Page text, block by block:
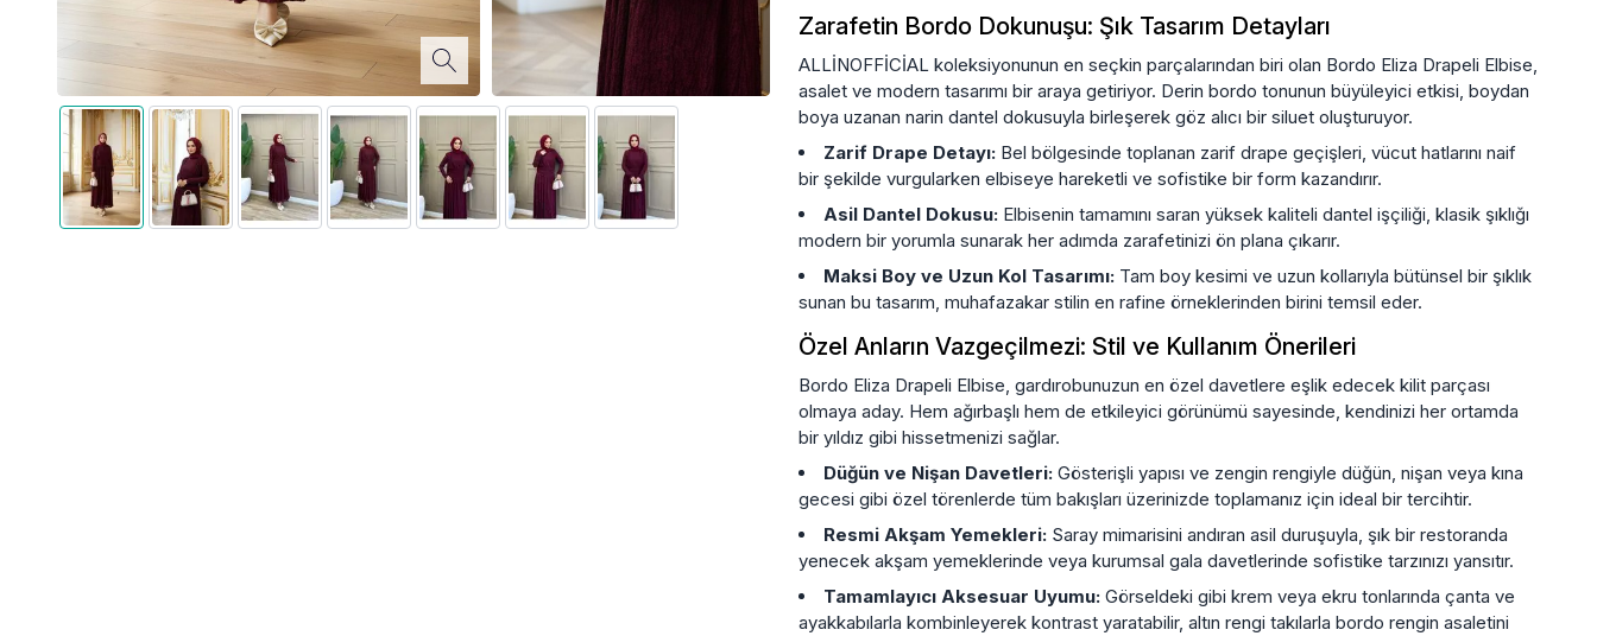
Zarafetin Bordo Dokunuşu: Şık Tasarım Detayları
ALLİNOFFİCİAL koleksiyonunun en seçkin parçalarından biri olan Bordo Eliza Drapeli Elbise,
asalet ve modern tasarımı bir araya getiriyor. Derin bordo tonunun büyüleyici etkisi, boydan
boya uzanan narin dantel dokusuyla birleşerek göz alıcı bir siluet oluşturuyor.
Zarif Drape Detayı: Bel bölgesinde toplanan zarif drape geçişleri, vücut hatlarını naif
bir şekilde vurgularken elbiseye hareketli ve sofistike bir form kazandırır.
Asil Dantel Dokusu: Elbisenin tamamını saran yüksek kaliteli dantel işçiliği, klasik şıklığı
modern bir yorumla sunarak her adımda zarafetinizi ön plana çıkarır.
Maksi Boy ve Uzun Kol Tasarımı: Tam boy kesimi ve uzun kollarıyla bütünsel bir şıklık
sunan bu tasarım, muhafazakar stilin en rafine örneklerinden birini temsil eder.
Özel Anların Vazgeçilmezi: Stil ve Kullanım Önerileri
Bordo Eliza Drapeli Elbise, gardırobunuzun en özel davetlere eşlik edecek kilit parçası
olmaya aday. Hem ağırbaşlı hem de etkileyici görünümü sayesinde, kendinizi her ortamda
bir yıldız gibi hissetmenizi sağlar.
Düğün ve Nişan Davetleri: Gösterişli yapısı ve zengin rengiyle düğün, nişan veya kına
gecesi gibi özel törenlerde tüm bakışları üzerinizde toplamanız için ideal bir tercihtir.
Resmi Akşam Yemekleri: Saray mimarisini andıran asil duruşuyla, şık bir restoranda
yenecek akşam yemeklerinde veya kurumsal gala davetlerinde sofistike tarzınızı yansıtır.
Tamamlayıcı Aksesuar Uyumu: Görseldeki gibi krem veya ekru tonlarında çanta ve
ayakkabılarla kombinleyerek kontrast yaratabilir, altın rengi takılarla bordo rengin asaletini